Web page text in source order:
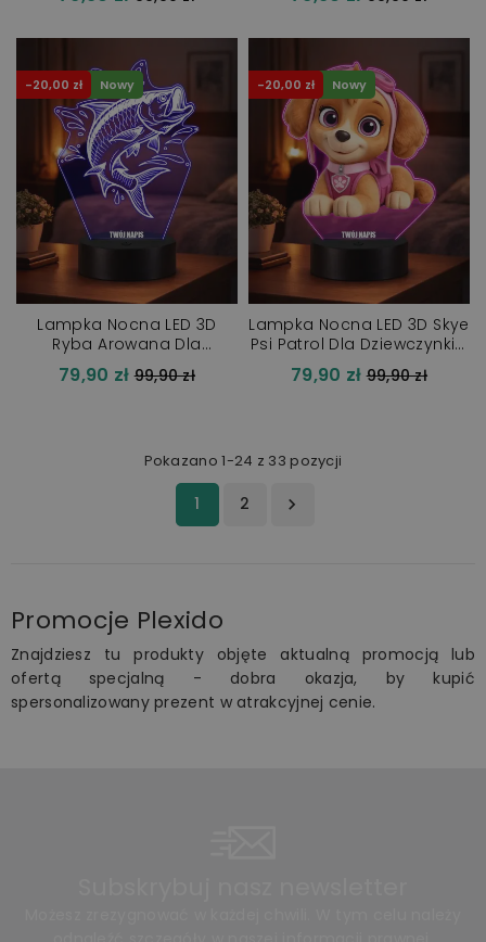
-20,00 zł Nowy
Lampka Nocna LED 3D
Ryba Arowana Dla
Wędkarza z Imieniem LED
79,90 zł Cena
99,90 zł
-20,00 zł Nowy
Lampka Nocna LED 3D Skye
Psi Patrol Dla Dziewczynki z
Imieniem Pilot
79,90 zł Cena
99,90 zł
Pokazano 1-24 z 33 pozycji
1 2 
Promocje Plexido
Znajdziesz tu produkty objęte aktualną promocją lub
ofertą specjalną - dobra okazja, by kupić
spersonalizowany prezent w atrakcyjnej cenie.